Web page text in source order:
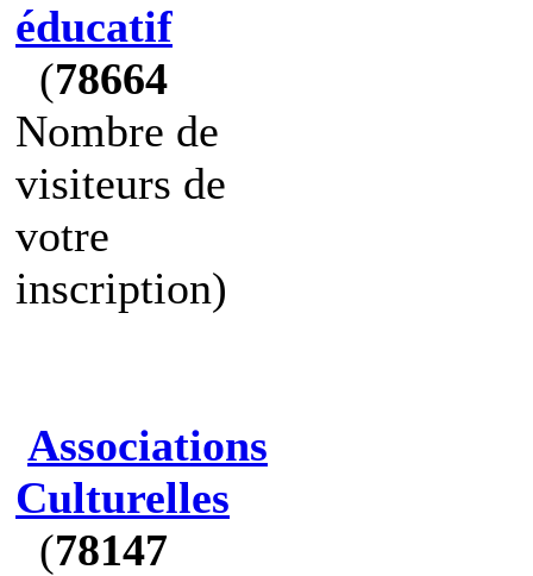
éducatif
(78664
Nombre de
visiteurs de
votre
inscription)
Associations
Culturelles
(78147